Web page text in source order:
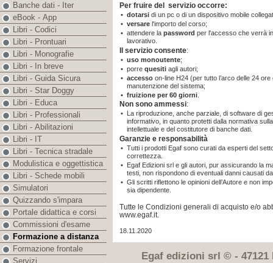
Per fruire del servizio occorre:
• dotarsi di un pc o di un dispositivo mobile
• versare l'importo del corso;
• attendere la password per l'accesso che verrà
lavorativo.
Il servizio consente:
• uso monoutente;
• porre quesiti agli autori;
• accesso on-line H24 (per tutto l’arco delle 24
manutenzione del sistema;
• fruizione per 60 giorni
Non sono ammessi:
• La riproduzione, anche parziale, di software di
informativo, in quanto protetti dalla normativa
intellettuale e del costitutore di banche dati.
Garanzie e responsabilità
• Tutti i prodotti Egaf sono curati da esperti del
correttezza.
• Egaf Edizioni srl e gli autori, pur assicurando la
testi, non rispondono di eventuali danni causati
• Gli scritti riflettono le opinioni dell’Autore e non
sia dipendente.
Tutte le Condizioni generali di acquisto e/o
www.egaf.it.
18.11.2020
Egaf edizioni srl © - 47121
Banche dati - Iter
eBook - App
Libri - Codici
Libri - Prontuari
Libri - Monografie
Libri - In breve
Libri - Guida Sicura
Libri - Star Doggy
Libri - Educa
Libri - Professionali
Libri - Abilitazioni
Libri - IT
Libri - Tecnica stradale
Modulistica e oggettistica
Libri - Schede mobili
Simulatori
Quizzando s'impara
Portale didattica e corsi
Commissioni d'esame
Formazione a distanza
Formazione frontale
Servizi